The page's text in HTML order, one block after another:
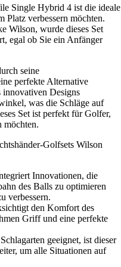
Single Hybrid 4 ist die ideale
verbessern möchten.
Wilson, wurde dieses Set
egal ob Sie ein Anfänger
seine
perfekte Alternative
Designs
was die Schläge auf
Set ist perfekt für Golfer,
möchten.
Golfsets Wilson
Innovationen, die
des Balls zu optimieren
verbessern.
den Komfort des
Griff und eine perfekte
geeignet, ist dieser
um alle Situationen auf